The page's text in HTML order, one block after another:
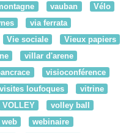
vauban
Vélo
via ferrata
Vie sociale
Vieux papiers
villar d'arene
visioconférence
visites loufoques
vitrine
VOLLEY
volley ball
web
webinaire